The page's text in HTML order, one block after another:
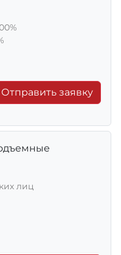
Отправить заявку
лиц